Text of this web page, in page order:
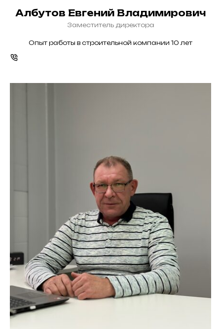
Албутов Евгений Владимирович
Заместитель директора
Опыт работы в строительной компании 10 лет